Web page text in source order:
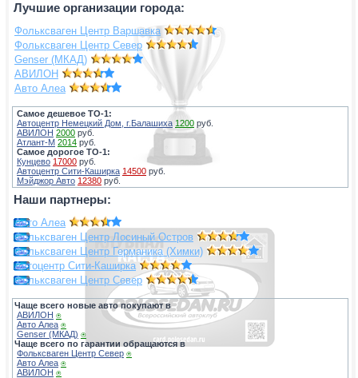
Лучшие организации города:
Фольксваген Центр Варшавка
Фольксваген Центр Север
Genser (МКАД)
АВИЛОН
Авто Алеа
Самое дешевое ТО-1:
Автоцентр Немецкий Дом, г.Балашиха 1200 руб.
АВИЛОН 2000 руб.
Атлант-М 2014 руб.
Самое дорогое ТО-1:
Кунцево 17000 руб.
Автоцентр Сити-Каширка 14500 руб.
Мэйджор Авто 12380 руб.
Наши партнеры:
Авто Алеа
Фольксваген Центр Лосиный Остров
Фольксваген Центр Германика (Химки)
Автоцентр Сити-Каширка
Фольксваген Центр Север
Чаще всего новые авто покупают в
АВИЛОН ⍟
Авто Алеа ⍟
Genser (МКАД) ⍟
Чаще всего по гарантии обращаются в
Фольксваген Центр Север ⍟
Авто Алеа ⍟
АВИЛОН ⍟